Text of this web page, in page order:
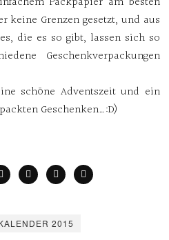
keine Grenzen gesetzt, und aus
die es so gibt, lassen sich so
Geschenkverpackungen
schöne Adventszeit und ein
Geschenken…:D)
2015